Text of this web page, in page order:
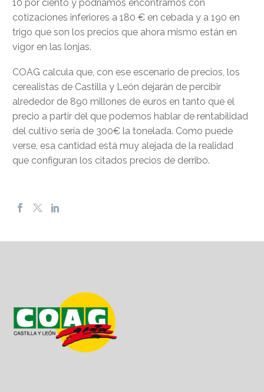
10 por ciento y podríamos encontrarnos con
cotizaciones inferiores a 180 € en cebada y a 190 en
trigo que son los precios que ahora mismo están en
vigor en las lonjas.
COAG calcula que, con ese escenario de precios, los
cerealistas de Castilla y León dejarán de percibir
alrededor de 890 millones de euros en tanto que el
precio a partir del que podemos hablar de rentabilidad
del cultivo sería de 300€ la tonelada. Como puede
verse, esa cantidad está muy alejada de la realidad
que configuran los citados precios de derribo.